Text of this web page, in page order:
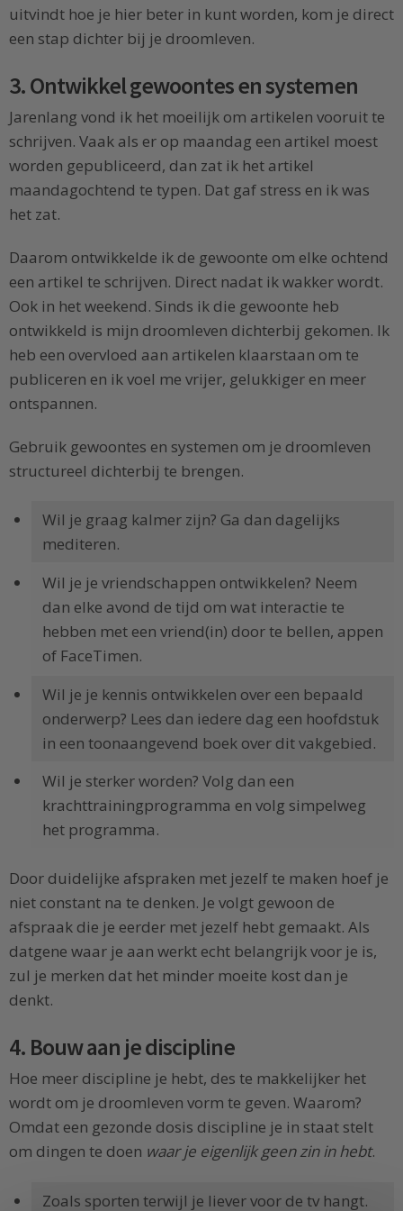
uitvindt hoe je hier beter in kunt worden, kom je direct
een stap dichter bij je droomleven.
3. Ontwikkel gewoontes en systemen
Jarenlang vond ik het moeilijk om artikelen vooruit te
schrijven. Vaak als er op maandag een artikel moest
worden gepubliceerd, dan zat ik het artikel
maandagochtend te typen. Dat gaf stress en ik was
het zat.
Daarom ontwikkelde ik de gewoonte om elke ochtend
een artikel te schrijven. Direct nadat ik wakker wordt.
Ook in het weekend. Sinds ik die gewoonte heb
ontwikkeld is mijn droomleven dichterbij gekomen. Ik
heb een overvloed aan artikelen klaarstaan om te
publiceren en ik voel me vrijer, gelukkiger en meer
ontspannen.
Gebruik gewoontes en systemen om je droomleven
structureel dichterbij te brengen.
Wil je graag kalmer zijn? Ga dan dagelijks
mediteren.
Wil je je vriendschappen ontwikkelen? Neem
dan elke avond de tijd om wat interactie te
hebben met een vriend(in) door te bellen, appen
of FaceTimen.
Wil je je kennis ontwikkelen over een bepaald
onderwerp? Lees dan iedere dag een hoofdstuk
in een toonaangevend boek over dit vakgebied.
Wil je sterker worden? Volg dan een
krachttrainingprogramma en volg simpelweg
het programma.
Door duidelijke afspraken met jezelf te maken hoef je
niet constant na te denken. Je volgt gewoon de
afspraak die je eerder met jezelf hebt gemaakt. Als
datgene waar je aan werkt echt belangrijk voor je is,
zul je merken dat het minder moeite kost dan je
denkt.
4. Bouw aan je discipline
Hoe meer discipline je hebt, des te makkelijker het
wordt om je droomleven vorm te geven. Waarom?
Omdat een gezonde dosis discipline je in staat stelt
om dingen te doen waar je eigenlijk geen zin in hebt.
Zoals sporten terwijl je liever voor de tv hangt.